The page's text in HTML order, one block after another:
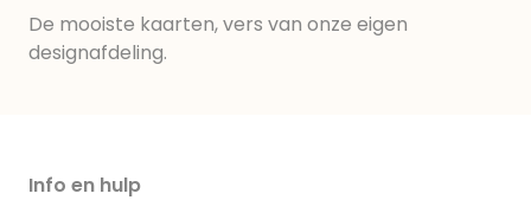
De mooiste kaarten, vers van onze eigen
designafdeling.
Info en hulp